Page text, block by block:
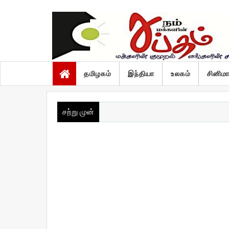
தமிழகம் இந்தியா உலகம் சினிமா
சற்று முன்